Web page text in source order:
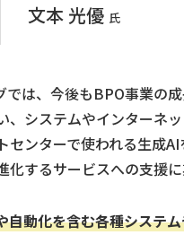
文本 光優 氏
では、今後もBPO事業の
、システムやインターネ
センターで使われる生成
化するサービスへの支援
自動化を含む各種システ